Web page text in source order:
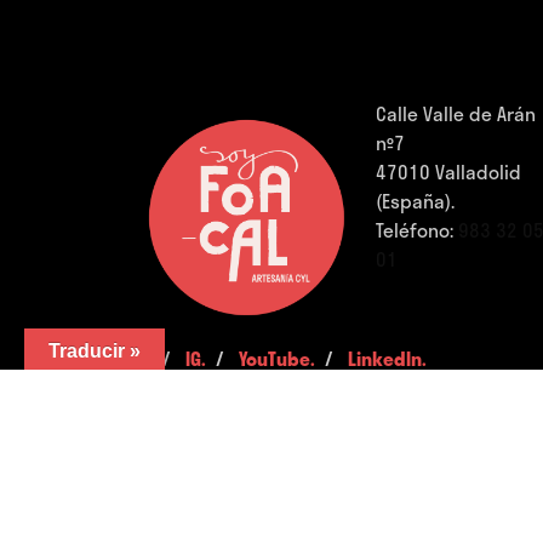
Calle Valle de Arán
nº7
47010 Valladolid
(España).
Teléfono:
FB. /IG. /YouTube. /LinkedIn.
Traducir »